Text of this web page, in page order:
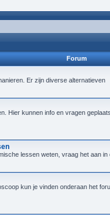
Forum
Er zijn diverse alternatieven
Hier kunnen info en vragen
lessen weten, vraag het aan in
kun je vinden onderaan het